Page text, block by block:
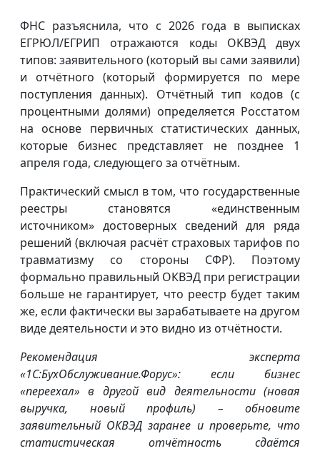
ФНС разъяснила, что с 2026 года в выписках
ЕГРЮЛ/ЕГРИП отражаются коды ОКВЭД двух
типов: заявительного (который вы сами заявили)
и отчётного (который формируется по мере
поступления данных). Отчётный тип кодов (с
процентными долями) определяется Росстатом
на основе первичных статистических данных,
которые бизнес представляет не позднее 1
апреля года, следующего за отчётным.
Практический смысл в том, что государственные
реестры становятся «единственным
источником» достоверных сведений для ряда
решений (включая расчёт страховых тарифов по
травматизму со стороны СФР). Поэтому
формально правильный ОКВЭД при регистрации
больше не гарантирует, что реестр будет таким
же, если фактически вы зарабатываете на другом
виде деятельности и это видно из отчётности.
Рекомендация эксперта
«1С:БухОбслуживание.Форус»: если бизнес
«переехал» в другой вид деятельности (новая
выручка, новый профиль) – обновите
заявительный ОКВЭД заранее и проверьте, что
статистическая отчётность сдаётся